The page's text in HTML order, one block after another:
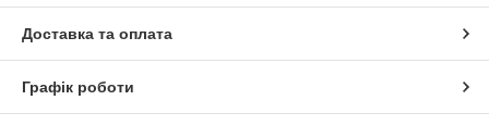
Доставка та оплата
Графік роботи